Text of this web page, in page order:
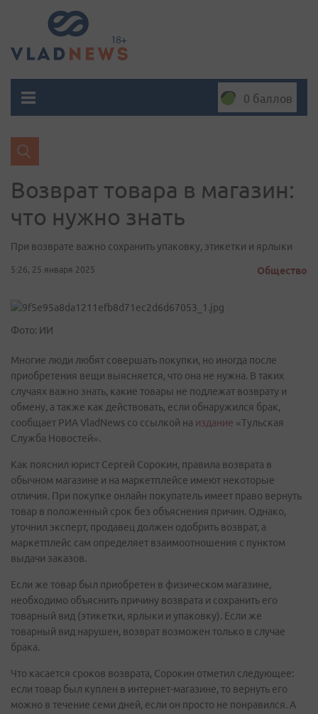
0 баллов
Возврат товара в магазин:
что нужно знать
При возврате важно сохранить упаковку, этикетки и ярлыки
5:26, 25 января 2025 Общество
Фото: ИИ
Многие люди любят совершать покупки, но иногда после
приобретения вещи выясняется, что она не нужна. В таких
случаях важно знать, какие товары не подлежат возврату и
обмену, а также как действовать, если обнаружился брак,
сообщает РИА VladNews со ссылкой на издание «Тульская
Служба Новостей».
Как пояснил юрист Сергей Сорокин, правила возврата в
обычном магазине и на маркетплейсе имеют некоторые
отличия. При покупке онлайн покупатель имеет право вернуть
товар в положенный срок без объяснения причин. Однако,
уточнил эксперт, продавец должен одобрить возврат, а
маркетплейс сам определяет взаимоотношения с пунктом
выдачи заказов.
Если же товар был приобретен в физическом магазине,
необходимо объяснить причину возврата и сохранить его
товарный вид (этикетки, ярлыки и упаковку). Если же
товарный вид нарушен, возврат возможен только в случае
брака.
Что касается сроков возврата, Сорокин отметил следующее:
если товар был куплен в интернет-магазине, то вернуть его
можно в течение семи дней, если он просто не понравился. А